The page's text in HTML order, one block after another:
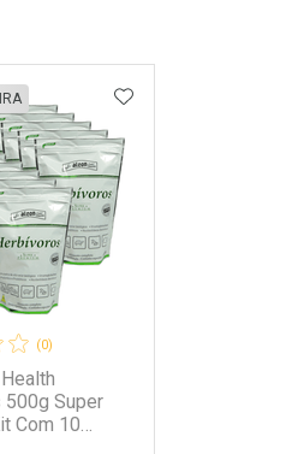
FAVORITOS
(0)
Super
Com 10
ADICIONAR AOS